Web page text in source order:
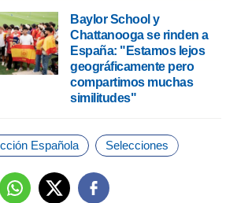
Baylor School y
Chattanooga se rinden a
España: "Estamos lejos
geográficamente pero
compartimos muchas
similitudes"
Española Selecciones